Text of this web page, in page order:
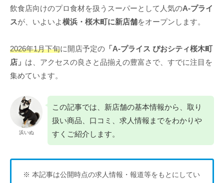
飲食店向けのプロ食材を扱うスーパーとして人気のA-プライ
スが、いよいよ横浜・桜木町に新店舗をオープンします。
2026年1月下旬に開店予定の 「A-プライス ぴおシティ桜木町
店」 は、アクセスの良さと品揃えの豊富さで、すでに注目を
集めています。
浜いぬ
この記事では、新店舗の基本情報から、取り
扱い商品、口コミ、求人情報までをわかりや
すくご紹介します。
※ 本記事は公開時点の求人情報・報道等をもとにしてい